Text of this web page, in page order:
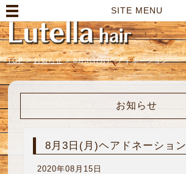
SITE MENU
TOP > お知らせ > 8月3日(月)ヘアドネーション
お知らせ
8月3日(月)ヘアドネーション
2020年08月15日